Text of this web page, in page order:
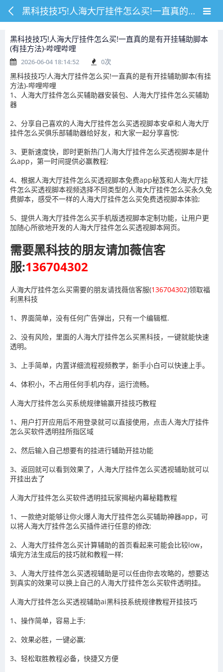
黑科技技巧!人海大厅挂件怎么买!一直真的是有开挂辅助脚本(有挂方法)-哔哩哔哩
黑科技技巧!人海大厅挂件怎么买!一直真的是有开挂辅助脚本
(有挂方法)-哔哩哔哩
2026-06-04 18:14:52 0次
黑科技技巧!人海大厅挂件怎么买!一直真的是有开挂辅助脚本(有挂
方法)-哔哩哔哩
1、人海大厅挂件怎么买辅助器安装包、人海大厅挂件怎么买辅助
器
2、分享自己喜欢的人海大厅挂件怎么买透视脚本安卓和人海大厅
挂件怎么买俱乐部辅助器给好友，和大家一起分享喜悦;
3、更新速度快，即时更新热门人海大厅挂件怎么买透视脚本是什
么app，第一时间提供必赢教程;
4、根据人海大厅挂件怎么买透视脚本免费app秘笈和人海大厅挂
件怎么买透视脚本视频选择不同类型的人海大厅挂件怎么买永久免
费脚本，感受不一样的人海大厅挂件怎么买免费透视脚本体验;
5、提供人海大厅挂件怎么买手机版透视脚本定制功能，让用户更
加随心所欲地开发的人海大厅挂件怎么买透视脚本网页。
需要黑科技的朋友请加薇信客
服:136704302
人海大厅挂件怎么买需要的朋友请找薇信客服(136704302)领取福
利黑科技
1、界面简单，没有任何广告弹出，只有一个编辑框.
2、没有风险，里面的人海大厅挂件怎么买黑科技，一键就能快速
透明。
3、上手简单，内置详细流程视频教学，新手小白可以快速上手。
4、体积小，不占用任何手机内存，运行流畅。
人海大厅挂件怎么买系统规律输赢开挂技巧教程
1、用户打开应用后不用登录就可以直接使用，点击人海大厅挂件
怎么买软件透明挂所指区域
2、然后输入自己想要有的挂进行辅助开挂功能
3、返回就可以看到效果了， 人海大厅挂件怎么买透视辅助就可以
开挂出去了
人海大厅挂件怎么买软件透明挂玩家揭秘内幕秘籍教程
1、一款绝对能够让你火爆人海大厅挂件怎么买辅助神器app，可
以将人海大厅挂件怎么买插件进行任意的修改;
2、 人海大厅挂件怎么买计算辅助的首页看起来可能会比较low，
填完方法生成后的技巧就和教程一样;
3、 人海大厅挂件怎么买透视辅助是可以任由你去攻略的，想要达
到真实的效果可以换上自己的人海大厅挂件怎么买软件透明挂。
人海大厅挂件怎么买透视辅助ai黑科技系统规律教程开挂技巧
1、操作简单，容易上手;
2、效果必胜，一键必赢;
3、轻松取胜教程必备，快捷又方便